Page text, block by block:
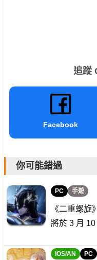
追蹤
Facebook
你可能錯過
PC 手遊
《二重螺
將於 3 月
IOS/AN PC